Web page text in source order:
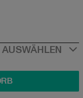
AUSWÄHLEN